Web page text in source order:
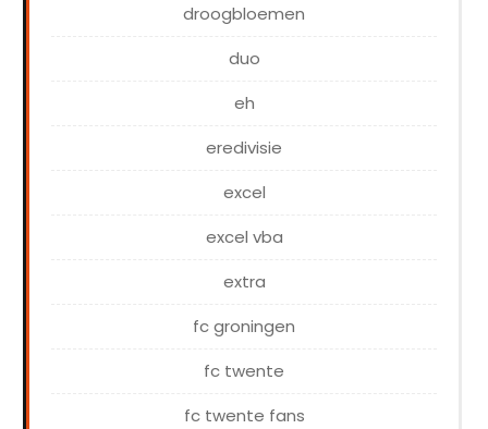
droogbloemen
duo
eh
eredivisie
excel
excel vba
extra
fc groningen
fc twente
fc twente fans